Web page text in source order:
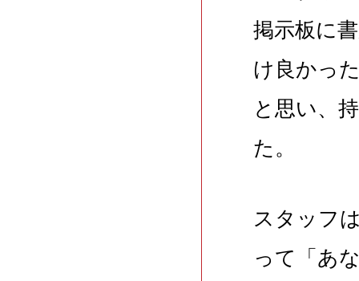
掲示板に
け良かっ
と思い、
た。
スタッフ
って「あ